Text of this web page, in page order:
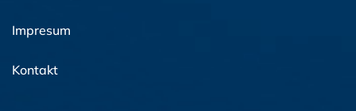
Impresum
Kontakt